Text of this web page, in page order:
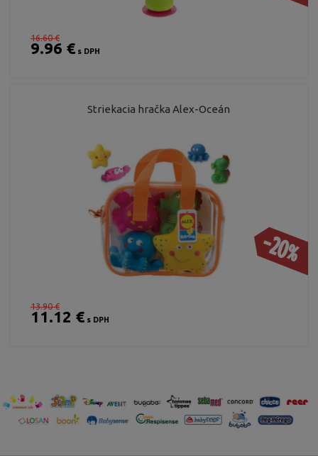
16.60 €
9.96 €s DPH
-20%
Striekacia hračka Alex-Oceán
13.90 €
11.12 €s DPH